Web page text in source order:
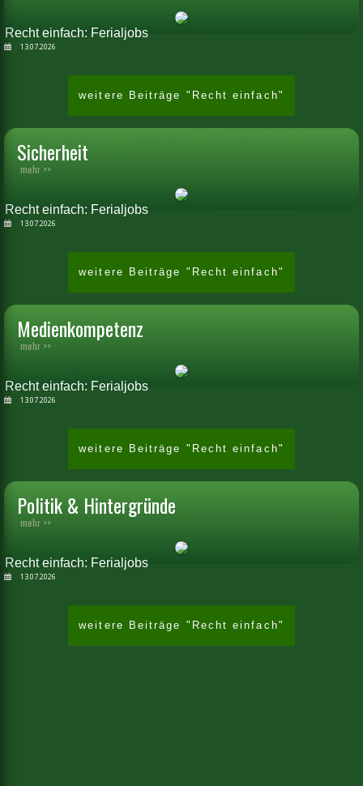
Recht einfach: Ferialjobs
13.07.2026
weitere Beiträge "Recht einfach"
Sicherheit
mehr >>
Recht einfach: Ferialjobs
13.07.2026
weitere Beiträge "Recht einfach"
Medienkompetenz
mehr >>
Recht einfach: Ferialjobs
13.07.2026
weitere Beiträge "Recht einfach"
Politik & Hintergründe
mehr >>
Recht einfach: Ferialjobs
13.07.2026
weitere Beiträge "Recht einfach"